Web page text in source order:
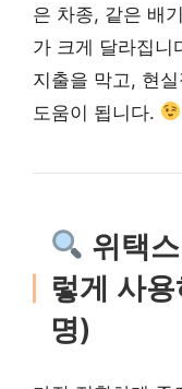
은 차종, 같은 배
가 크게 달라집니
지출을 막고, 현
도움이 됩니다.
위택
렇게 사
명)